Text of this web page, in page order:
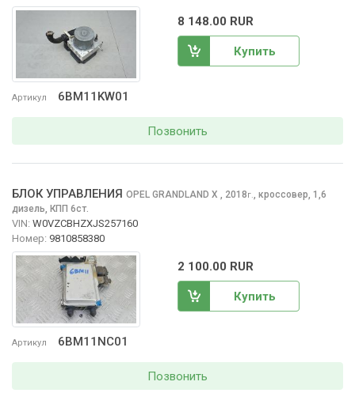
Артикул 6BM11KW01
8 148.00 RUR
Купить
Позвонить
Артикул 6BM11NC01
БЛОК УПРАВЛЕНИЯ OPEL GRANDLAND X , 2018г., кроссовер, 1,6
дизель, КПП 6ст.
VIN: W0VZCBHZXJS257160
Номер: 9810858380
2 100.00 RUR
Купить
Позвонить